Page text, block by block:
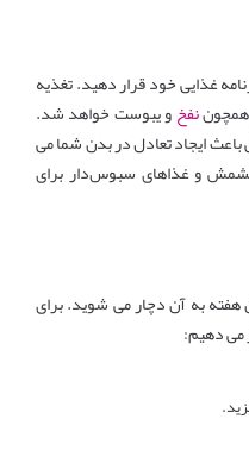
غذایی خود قرار دهید. تغذیه
نفخو یبوست خواهد شد.
ایجاد تعادل در بدن شما می
کشمش و غذاهای سبوس‌دار برای
هفته به آن دچار می شوید. برای
می دهیم: